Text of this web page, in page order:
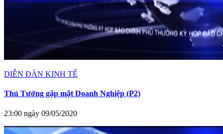
DIỄN ĐÀN KINH TẾ
Thủ Tướng gặp mặt Doanh Nghiệp (P2)
23:00 ngày 09/05/2020